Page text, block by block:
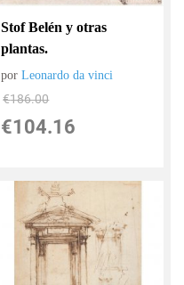
Stof Belén y otras
plantas.
porLeonardo da vinci
€186.00
€104.16